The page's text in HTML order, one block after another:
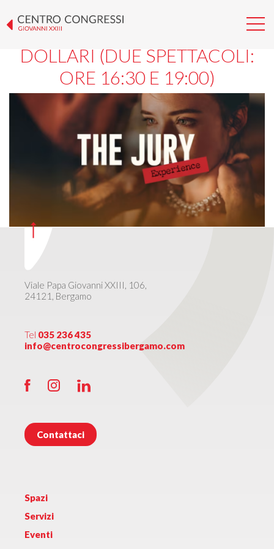
THE JURY EXPERIENCE: IL
FURTO DA 20 MILIONI DI
DOLLARI (DUE SPETTACOLI:
ORE 16:30 E 19:00)
Viale Papa Giovanni XXIII, 106,
24121, Bergamo
Tel 035 236 435
info@centrocongressibergamo.com
Contattaci
Spazi
Servizi
Eventi